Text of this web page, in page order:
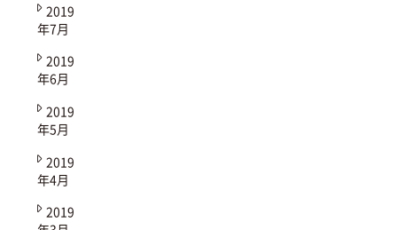
2019
年7月
2019
年6月
2019
年5月
2019
年4月
2019